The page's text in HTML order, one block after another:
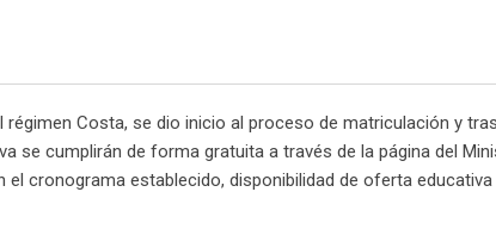
Costa, se dio inicio al proceso de matriculación y
se cumplirán de forma gratuita a través de la página del
el cronograma establecido, disponibilidad de oferta